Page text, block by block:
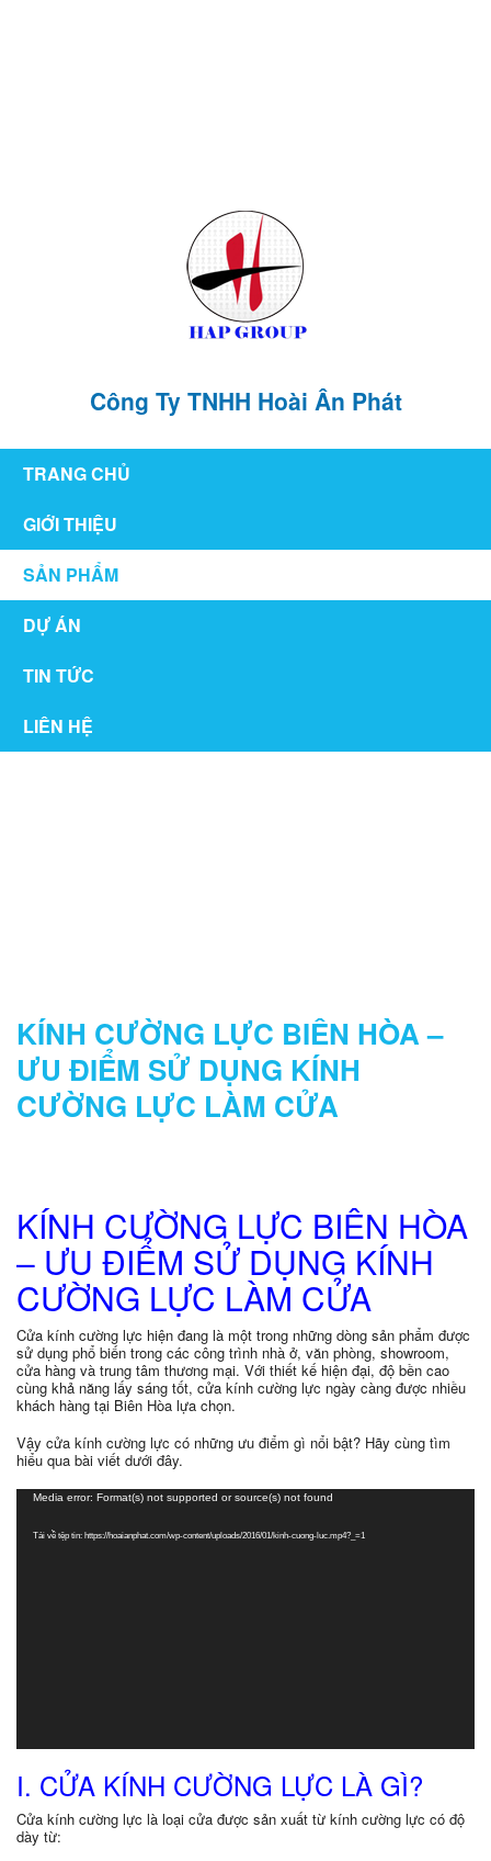
Công Ty TNHH Hoài Ân Phát
TRANG CHỦ
GIỚI THIỆU
SẢN PHẨM
DỰ ÁN
TIN TỨC
LIÊN HỆ
KÍNH CƯỜNG LỰC BIÊN HÒA –
ƯU ĐIỂM SỬ DỤNG KÍNH
CƯỜNG LỰC LÀM CỬA
KÍNH CƯỜNG LỰC BIÊN HÒA
– ƯU ĐIỂM SỬ DỤNG KÍNH
CƯỜNG LỰC LÀM CỬA
Cửa kính cường lực hiện đang là một trong những dòng sản phẩm được
sử dụng phổ biến trong các công trình nhà ở, văn phòng, showroom,
cửa hàng và trung tâm thương mại. Với thiết kế hiện đại, độ bền cao
cùng khả năng lấy sáng tốt, cửa kính cường lực ngày càng được nhiều
khách hàng tại Biên Hòa lựa chọn.
Vậy cửa kính cường lực có những ưu điểm gì nổi bật? Hãy cùng tìm
hiểu qua bài viết dưới đây.
Trình
Video
Media error: Format(s) not supported or source(s) not found
Tải về tệp tin: https://hoaianphat.com/wp-content/uploads/2016/01/kinh-cuong-luc.mp4?_=1
I. CỬA KÍNH CƯỜNG LỰC LÀ GÌ?
Cửa kính cường lực là loại cửa được sản xuất từ kính cường lực có độ
dày từ: